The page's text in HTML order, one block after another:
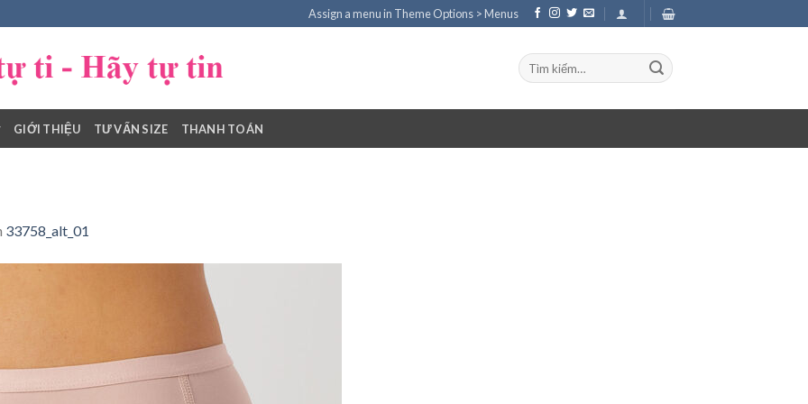
Assign a menu in Theme Options > Menus
Tìm
kiếm:
GIỚI THIỆU TƯ VẤN SIZE THANH TOÁN
33758_alt_01